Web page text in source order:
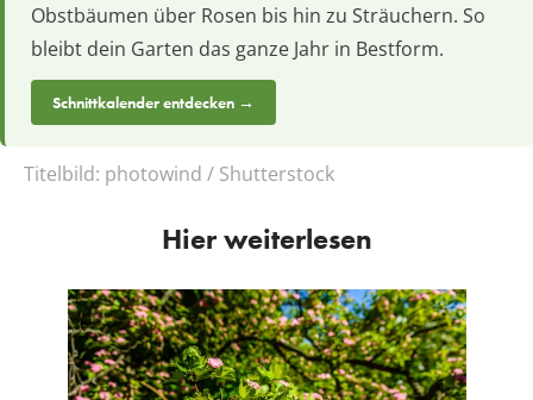
Obstbäumen über Rosen bis hin zu Sträuchern. So
bleibt dein Garten das ganze Jahr in Bestform.
Schnittkalender entdecken →
Titelbild: photowind / Shutterstock
Hier weiterlesen